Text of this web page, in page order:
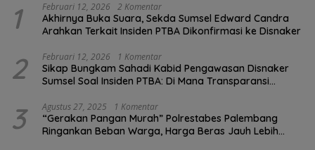
1 Februari 12, 2026 2 Komentar
Akhirnya Buka Suara, Sekda Sumsel Edward Candra
Arahkan Terkait Insiden PTBA Dikonfirmasi ke Disnaker
2 Februari 12, 2026 1 Komentar
Sikap Bungkam Sahadi Kabid Pengawasan Disnaker
Sumsel Soal Insiden PTBA: Di Mana Transparansi
3 Agustus 27, 2025 1 Komentar
“Gerakan Pangan Murah” Polrestabes Palembang
Ringankan Beban Warga, Harga Beras Jauh Lebih